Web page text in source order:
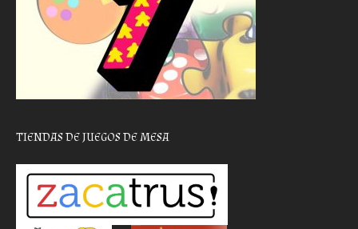
TIENDAS DE JUEGOS DE MESA